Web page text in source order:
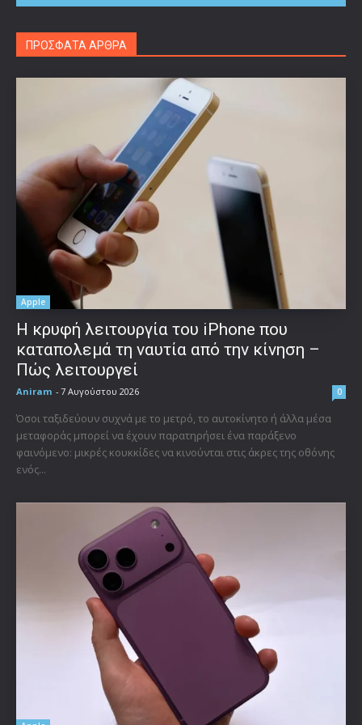
ΠΡΟΣΦΑΤΑ ΑΡΘΡΑ
Apple
Η κρυφή λειτουργία του iPhone που
καταπολεμά τη ναυτία από την κίνηση –
Πώς λειτουργεί
Aniram - 7 Αυγούστου 2026 0
Όσοι ταξιδεύουν συχνά με το μετρό, το αυτοκίνητο ή άλλα μέσα
μεταφοράς μπορεί να έχουν παρατηρήσει ένα παράξενο
φαινόμενο: μικρές κουκκίδες να κινούνται στις άκρες της οθόνης
ενός...